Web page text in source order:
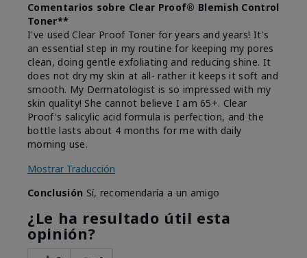
Comentarios sobre Clear Proof® Blemish Control
Toner**
I've used Clear Proof Toner for years and years! It's
an essential step in my routine for keeping my pores
clean, doing gentle exfoliating and reducing shine. It
does not dry my skin at all- rather it keeps it soft and
smooth. My Dermatologist is so impressed with my
skin quality! She cannot believe I am 65+. Clear
Proof's salicylic acid formula is perfection, and the
bottle lasts about 4 months for me with daily
morning use.
Mostrar Traducción
Conclusión Sí, recomendaría a un amigo
¿Le ha resultado útil esta
opinión?